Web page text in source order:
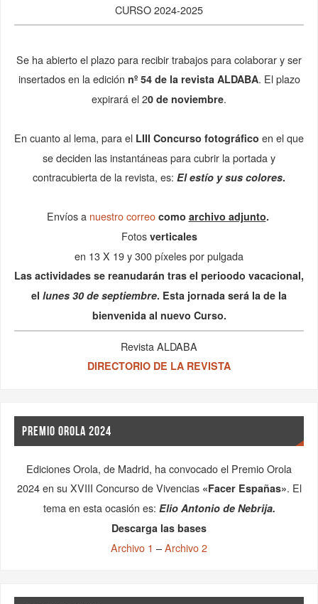
CURSO 2024-2025
Se ha abierto el plazo para recibir trabajos para colaborar y ser
insertados en la edición nº 54 de la revista ALDABA. El plazo
expirará el 20 de noviembre.
En cuanto al lema, para el LIII Concurso fotográfico en el que
se deciden las instantáneas para cubrir la portada y
contracubierta de la revista, es: El estío y sus colores.
Envíos a nuestro correo como archivo adjunto.
Fotos verticales
en 13 X 19 y 300 píxeles por pulgada
Las actividades se reanudarán tras el perioodo vacacional,
el lunes 30 de septiembre. Esta jornada será la de la
bienvenida al nuevo Curso.
Revista ALDABA
DIRECTORIO DE LA REVISTA
PREMIO OROLA 2024
Ediciones Orola, de Madrid, ha convocado el Premio Orola
2024 en su XVIII Concurso de Vivencias «Facer Españas». El
tema en esta ocasión es: Elio Antonio de Nebrija.
Descarga las bases
Archivo 1 –Archivo 2